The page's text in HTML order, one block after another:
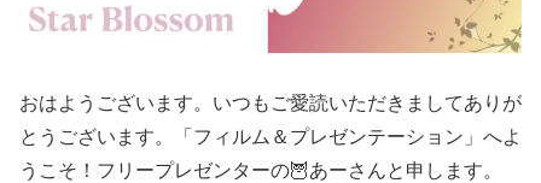
おはようございます。いつもご愛読いただきましてありが
とうございます。「フィルム＆プレゼンテーション」へよ
うこそ！フリープレゼンターの🦉あーさんと申します。